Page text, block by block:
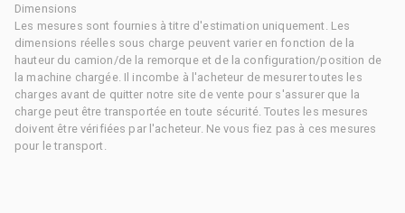
Dimensions
Les mesures sont fournies à titre d'estimation uniquement. Les
dimensions réelles sous charge peuvent varier en fonction de la
hauteur du camion/de la remorque et de la configuration/position de
la machine chargée. Il incombe à l'acheteur de mesurer toutes les
charges avant de quitter notre site de vente pour s'assurer que la
charge peut être transportée en toute sécurité. Toutes les mesures
doivent être vérifiées par l'acheteur. Ne vous fiez pas à ces mesures
pour le transport.